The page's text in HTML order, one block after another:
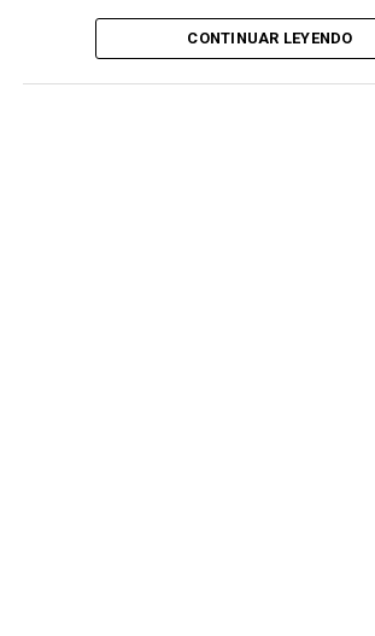
Ese mismo año, pero el 23 de diciembre,
“Vamos a escuchar
comunidades, a las
CONTINUAR LEYENDO